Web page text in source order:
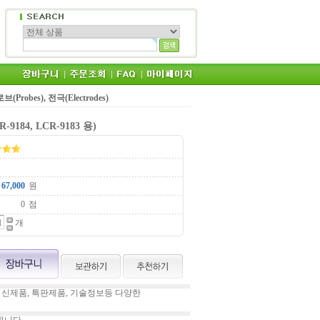
브(Probes), 전극(Electrodes)
9184, LCR-9183 용)
원
점
개
제품, 특판제품, 기술정보등 다양한